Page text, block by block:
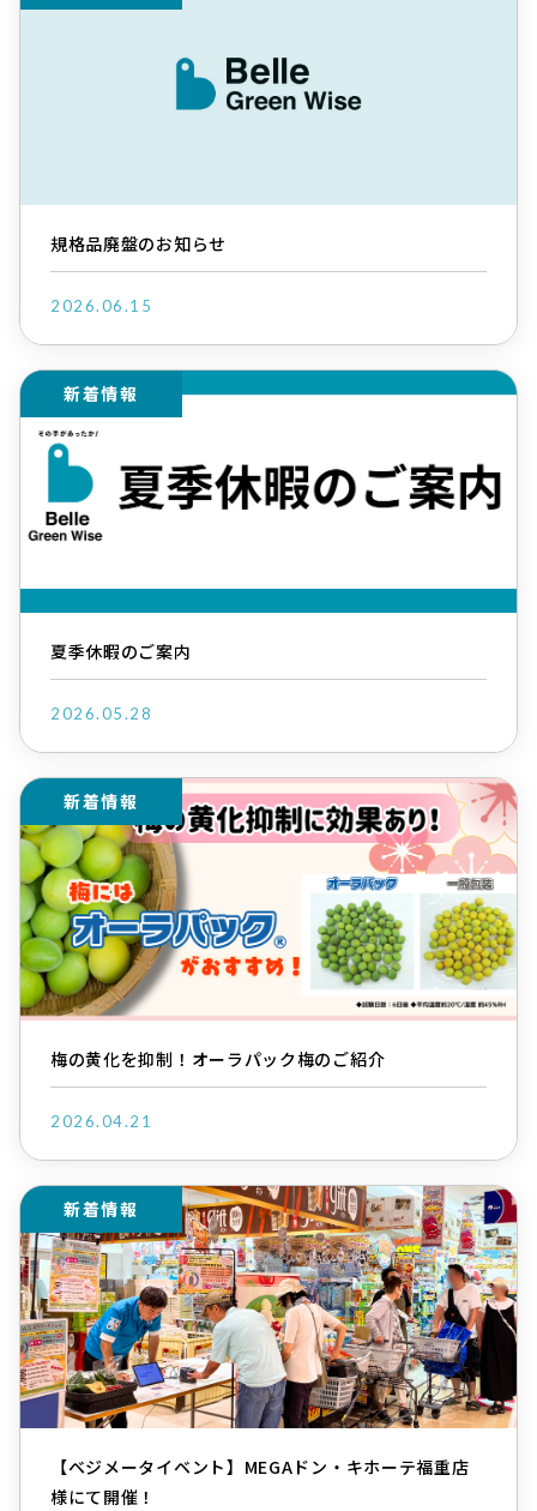
規格品廃盤のお知らせ
2026.06.15
新着情報
夏季休暇のご案内
2026.05.28
新着情報
梅の黄化を抑制！オーラパック梅のご紹介
2026.04.21
新着情報
【ベジメータイベント】MEGAドン・キホーテ福重店
様にて開催！